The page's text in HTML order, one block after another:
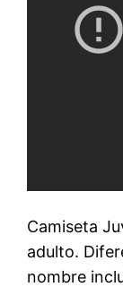
Camiseta
adulto.
nombre